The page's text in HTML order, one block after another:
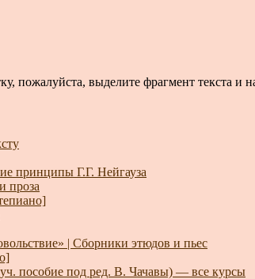
пожалуйста, выделите фрагмент текста и
принципы Г.Г. Нейгауза
проза
| Сборники этюдов и пьес
пособие под ред. В. Чачавы) — все курсы